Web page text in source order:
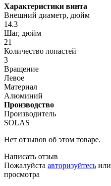
Характеристики винта
Внешний диаметр, дюйм
14.3
Шаг, дюйм
21
Количество лопастей
3
Вращение
Левое
Материал
Алюминий
Производство
Производитель
SOLAS
Нет отзывов об этом товаре.
Написать отзыв
Пожалуйста авторизуйтесь или
просмотра